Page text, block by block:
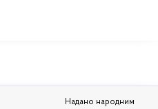
Надано народним